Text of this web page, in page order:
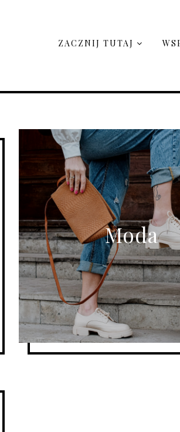
ZACZNIJ TUTAJ
Moda